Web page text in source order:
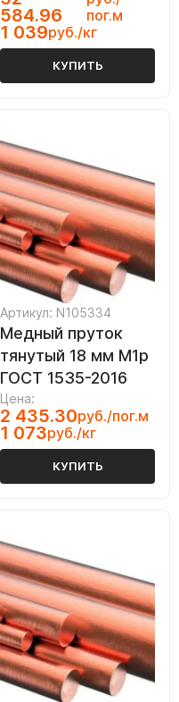
584.96
пог.м
1 039руб./кг
КУПИТЬ
Артикул: N105334
Медный пруток
тянутый 18 мм М1р
ГОСТ 1535-2016
Цена:
2 435.30руб./пог.м
1 073руб./кг
КУПИТЬ